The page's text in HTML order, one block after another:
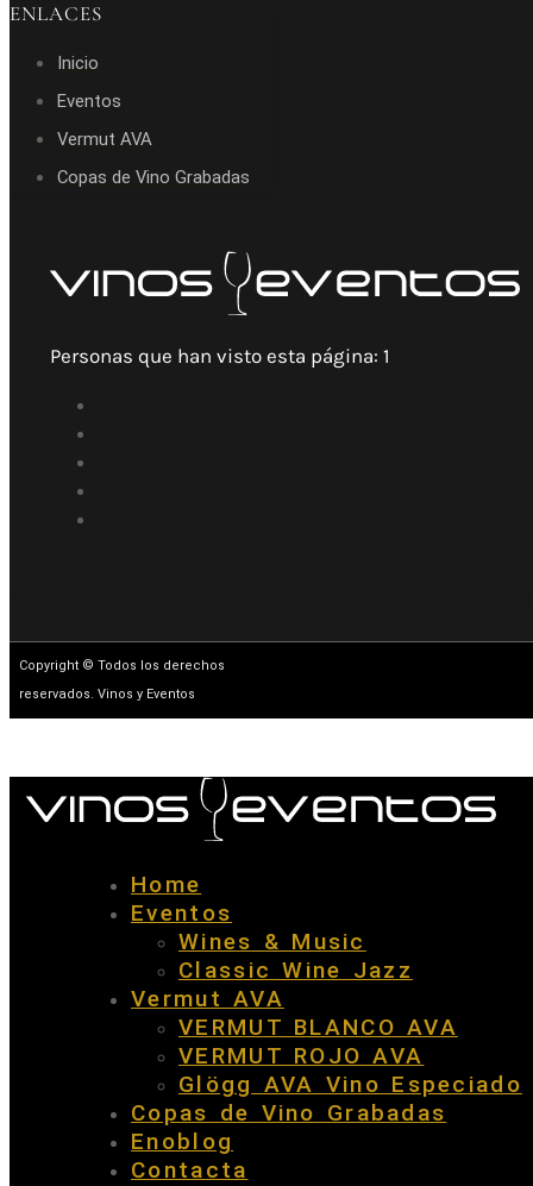
ENLACES
Inicio
Eventos
Vermut AVA
Copas de Vino Grabadas
Personas que han visto esta página: 1
Copyright © Todos los derechos
reservados. Vinos y Eventos
Home
Eventos
Wines & Music
Classic Wine Jazz
Vermut AVA
VERMUT BLANCO AVA
VERMUT ROJO AVA
Glögg AVA Vino Especiado
Copas de Vino Grabadas
Enoblog
Contacta